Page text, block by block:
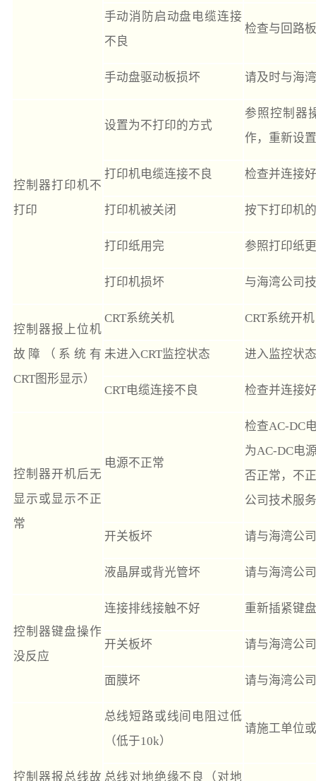
手动消防启动盘电缆连接
不良
检查与回路
手动盘驱动板损坏 请及时与海
控制器打印机不
打印
设置为不打印的方式
参照控制器
作，重新设置
打印机电缆连接不良 检查并连接好
打印机被关闭 按下打印机
打印纸用完 参照打印纸
打印机损坏 与海湾公司
控制器报上位机
故障（系统有
CRT图形显示）
CRT系统关机 CRT系统开机
未进入CRT监控状态 进入监控状态
CRT电缆连接不良 检查并连接好
控制器开机后无
显示或显示不正
常
电源不正常
检查AC-DC
为AC-DC电
否正常，不
公司技术服
开关板坏 请与海湾公
液晶屏或背光管坏 请与海湾公
控制器键盘操作
没反应
连接排线接触不好 重新插紧键
开关板坏 请与海湾公
面膜坏 请与海湾公
控制器报总线故
总线短路或线间电阻过低
（低于10k）
请施工单位
总线对地绝缘不良（对地